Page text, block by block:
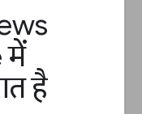
में
है
की व्याख्या
बताते हैं।